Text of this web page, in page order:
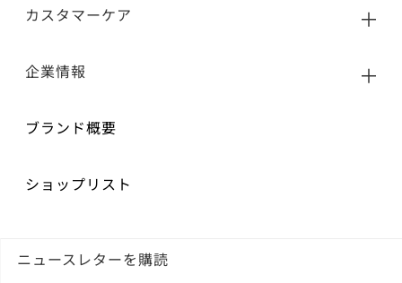
カスタマーケア
企業情報
ブランド概要
ショップリスト
ニュースレターを購読